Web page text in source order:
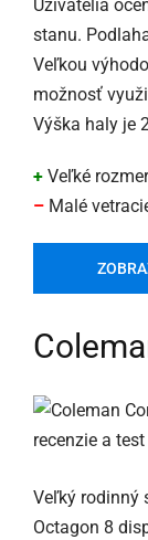
Užívatelia
stanu.
Veľkou
možnosť
Výška haly je
+ Veľké
– Malé
Veľký rodinný
Octagon 8